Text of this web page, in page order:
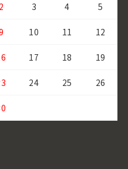
2 3 4 5
10 11 12
17 18 19
24 25 26